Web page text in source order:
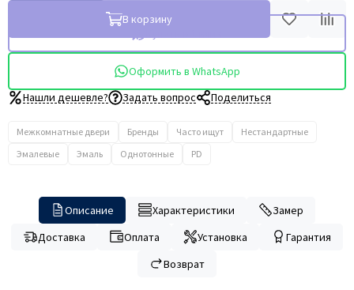
В корзину
Оформить в WhatsApp
Нашли дешевле?
Задать вопрос Поделиться
Межкомнатные двери Бренды Часто ищут
Нестандартные
Эмалевые
Эмаль Однотонные PD
Описание Характеристики
Замер
Доставка
Оплата Установка
Гарантия
Возврат